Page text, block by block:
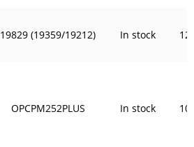
19829 (19359/19212) In stock
OPCPM252PLUS In stock